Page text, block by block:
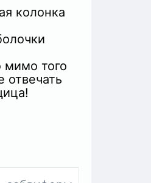
колонка
того